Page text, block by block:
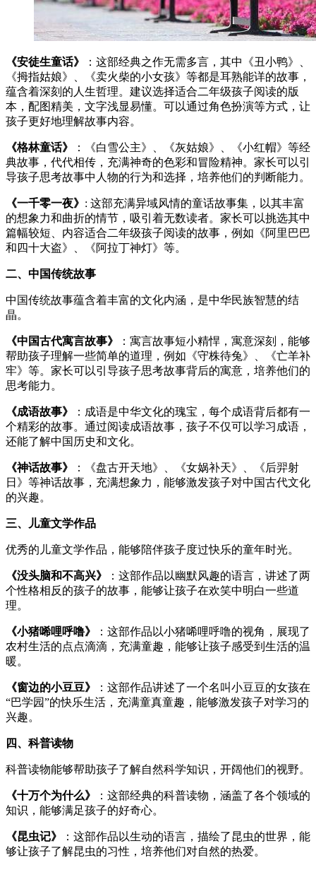
《安徒生童话》
：这部经典之作无需多言，其中《丑小鸭》、
《拇指姑娘》、《卖火柴的小女孩》等都是耳熟能详的故事，
蕴含着深刻的人生哲理。建议选择适合二年级孩子阅读的版
本，配图精美，文字浅显易懂。可以通过角色扮演等方式，让
孩子更好地理解故事内容。
《格林童话》
：《白雪公主》、《灰姑娘》、《小红帽》等经
典故事，代代相传，充满神奇的色彩和冒险精神。家长可以引
导孩子思考故事中人物的行为和选择，培养他们的判断能力。
《一千零一夜》 : 这部充满异域风情的童话故事集，以其丰富
的想象力和曲折的情节，吸引着无数读者。家长可以挑选其中
篇幅较短、内容适合二年级孩子阅读的故事，例如《阿里巴巴
和四十大盗》、《阿拉丁神灯》等。
二、中国传统故事
中国传统故事蕴含着丰富的文化内涵，是中华民族智慧的结
晶。
《中国古代寓言故事》
：寓言故事短小精悍，寓意深刻，能够
帮助孩子理解一些简单的道理，例如《守株待兔》、《亡羊补
牢》等。家长可以引导孩子思考故事背后的寓意，培养他们的
思考能力。
《成语故事》
：成语是中华文化的瑰宝，每个成语背后都有一
个精彩的故事。通过阅读成语故事，孩子不仅可以学习成语，
还能了解中国历史和文化。
《神话故事》
：《盘古开天地》、《女娲补天》、《后羿射
日》等神话故事，充满想象力，能够激发孩子对中国古代文化
的兴趣。
三、儿童文学作品
优秀的儿童文学作品，能够陪伴孩子度过快乐的童年时光。
《没头脑和不高兴》
：这部作品以幽默风趣的语言，讲述了两
个性格相反的孩子的故事，能够让孩子在欢笑中明白一些道
理。
《小猪唏哩呼噜》
：这部作品以小猪唏哩呼噜的视角，展现了
农村生活的点点滴滴，充满童趣，能够让孩子感受到生活的温
暖。
《窗边的小豆豆》
：这部作品讲述了一个名叫小豆豆的女孩在
“巴学园”的快乐生活，充满童真童趣，能够激发孩子对学习的
兴趣。
四、科普读物
科普读物能够帮助孩子了解自然科学知识，开阔他们的视野。
《十万个为什么》
：这部经典的科普读物，涵盖了各个领域的
知识，能够满足孩子的好奇心。
《昆虫记》
：这部作品以生动的语言，描绘了昆虫的世界，能
够让孩子了解昆虫的习性，培养他们对自然的热爱。